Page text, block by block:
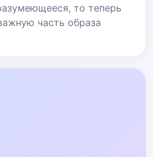
то теперь
часть образа